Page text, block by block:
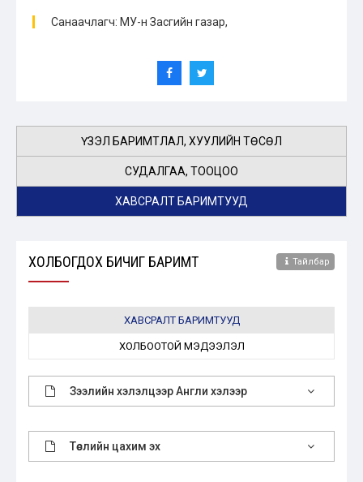
Санаачлагч: МУ-н Засгийн газар,
ҮЗЭЛ БАРИМТЛАЛ, ХУУЛИЙН ТӨСӨЛ
СУДАЛГАА, ТООЦОО
ХАВСРАЛТ БАРИМТУУД
ХОЛБОГДОХ БИЧИГ БАРИМТ Тайлбар
ХАВСРАЛТ БАРИМТУУД
ХОЛБООТОЙ МЭДЭЭЛЭЛ
Зээлийн хэлэлцээр Англи хэлээр
Төслийн цахим эх